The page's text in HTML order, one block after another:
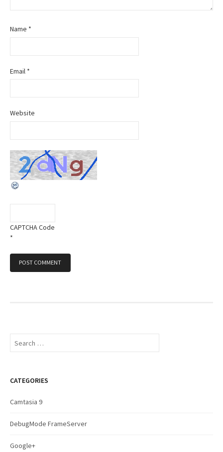
Name *
Email *
Website
CAPTCHA Code
*
S
c
f
r
CATEGORIES
Camtasia 9
DebugMode FrameServer
Google+